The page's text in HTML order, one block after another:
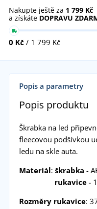
Nakupte ještě za 1 799 Kč
a získáte DOPRAVU
0 Kč / 1 799 Kč
Popis a parametry
Popis produktu
Škrabka na led
fleecovou podšívkou
ledu na skle auta.
Materiál: škrabka -
rukavice-
Rozměry rukavice: